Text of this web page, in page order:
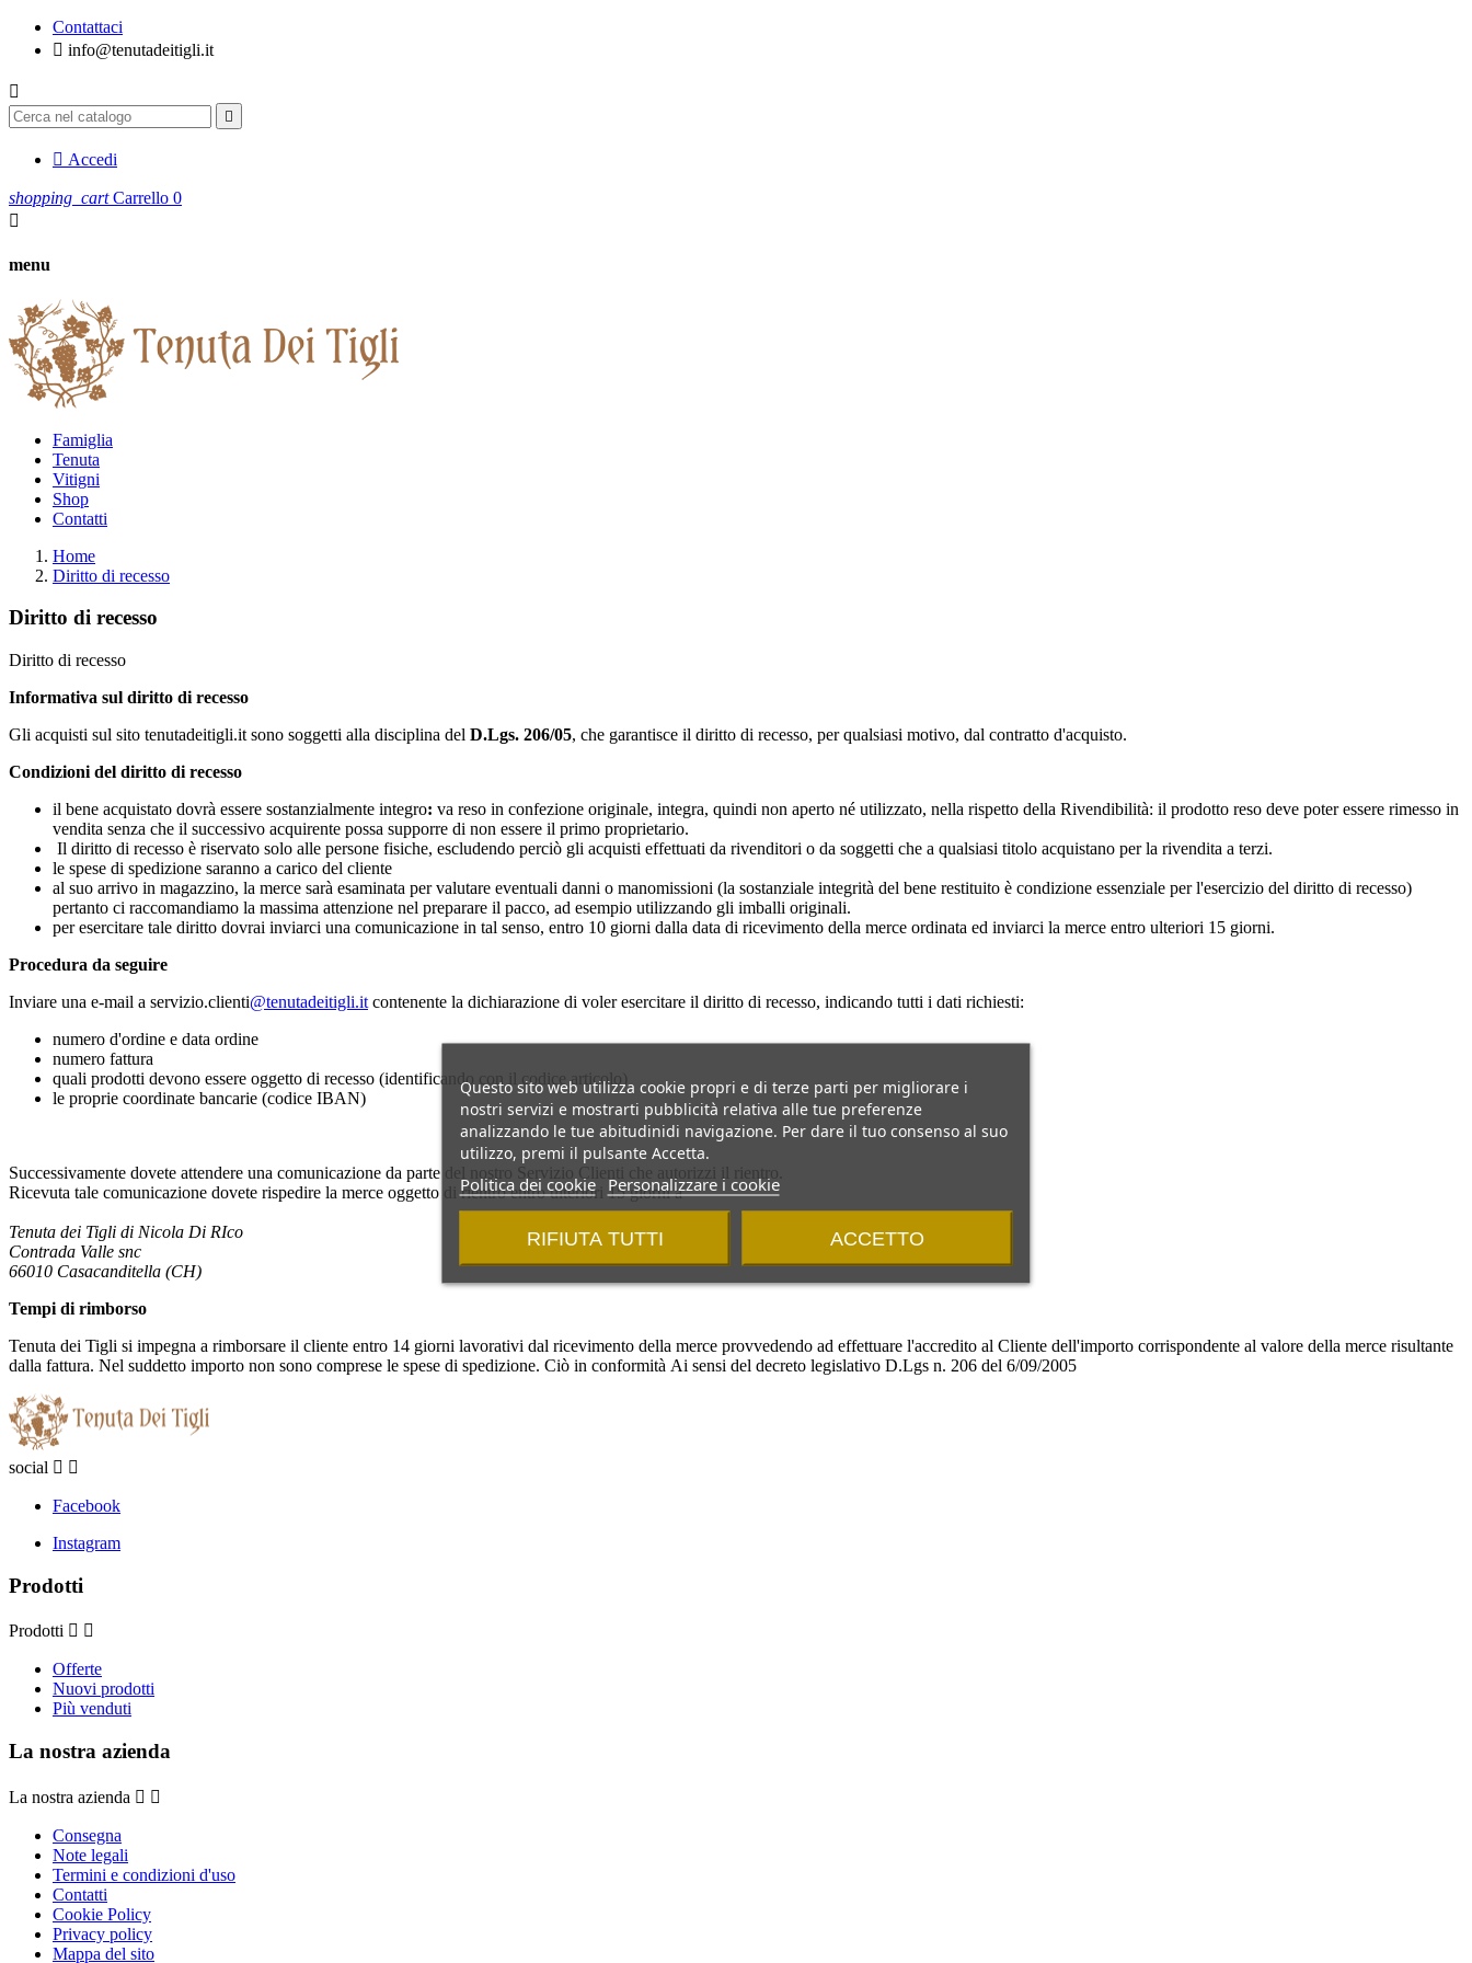
Contattaci
 info@tenutadeitigli.it


 Accedi
shopping_cart Carrello 0

menu
Famiglia
Tenuta
Vitigni
Shop
Contatti
Home
Diritto di recesso
Diritto di recesso
Diritto di recesso
Informativa sul diritto di recesso
Gli acquisti sul sito tenutadeitigli.it sono soggetti alla disciplina del D.Lgs. 206/05, che garantisce il diritto di recesso, per qualsiasi motivo, dal contratto d'acquisto.
Condizioni del diritto di recesso
il bene acquistato dovrà essere sostanzialmente integro: va reso in confezione originale, integra, quindi non aperto né utilizzato, nella rispetto della Rivendibilità: il prodotto reso deve poter essere rimesso in
vendita senza che il successivo acquirente possa supporre di non essere il primo proprietario.
Il diritto di recesso è riservato solo alle persone fisiche, escludendo perciò gli acquisti effettuati da rivenditori o da soggetti che a qualsiasi titolo acquistano per la rivendita a terzi.
le spese di spedizione saranno a carico del cliente
al suo arrivo in magazzino, la merce sarà esaminata per valutare eventuali danni o manomissioni (la sostanziale integrità del bene restituito è condizione essenziale per l'esercizio del diritto di recesso)
pertanto ci raccomandiamo la massima attenzione nel preparare il pacco, ad esempio utilizzando gli imballi originali.
per esercitare tale diritto dovrai inviarci una comunicazione in tal senso, entro 10 giorni dalla data di ricevimento della merce ordinata ed inviarci la merce entro ulteriori 15 giorni.
Procedura da seguire
Inviare una e-mail a servizio.clienti@tenutadeitigli.it contenente la dichiarazione di voler esercitare il diritto di recesso, indicando tutti i dati richiesti:
numero d'ordine e data ordine
numero fattura
quali prodotti devono essere oggetto di recesso (identificando con il codice articolo)
le proprie coordinate bancarie (codice IBAN)
Successivamente dovete attendere una comunicazione da parte del nostro Servizio Clienti che autorizzi il rientro.
Ricevuta tale comunicazione dovete rispedire la merce oggetto di rientro entro ulteriori 15 giorni a
Tenuta dei Tigli di Nicola Di RIco
Contrada Valle snc
66010 Casacanditella (CH)
Tempi di rimborso
Tenuta dei Tigli si impegna a rimborsare il cliente entro 14 giorni lavorativi dal ricevimento della merce provvedendo ad effettuare l'accredito al Cliente dell'importo corrispondente al valore della merce risultante
dalla fattura. Nel suddetto importo non sono comprese le spese di spedizione. Ciò in conformità Ai sensi del decreto legislativo D.Lgs n. 206 del 6/09/2005
social  
Facebook
Instagram
Prodotti
Prodotti  
Offerte
Nuovi prodotti
Più venduti
La nostra azienda
La nostra azienda  
Consegna
Note legali
Termini e condizioni d'uso
Contatti
Cookie Policy
Privacy policy
Mappa del sito
Questo sito web utilizza cookie propri e di terze parti per migliorare i
nostri servizi e mostrarti pubblicità relativa alle tue preferenze
analizzando le tue abitudinidi navigazione. Per dare il tuo consenso al suo
utilizzo, premi il pulsante Accetta.
Politica dei cookie Personalizzare i cookie
RIFIUTA TUTTI ACCETTO